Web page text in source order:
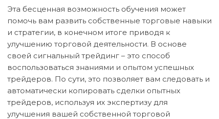
Эта бесценная возможность обучения может
помочь вам развить собственные торговые навыки
и стратегии, в конечном итоге приводя к
улучшению торговой деятельности. В основе
своей сигнальный трейдинг – это способ
воспользоваться знаниями и опытом успешных
трейдеров. По сути, это позволяет вам следовать и
автоматически копировать сделки опытных
трейдеров, используя их экспертизу для
улучшения вашей собственной торговой